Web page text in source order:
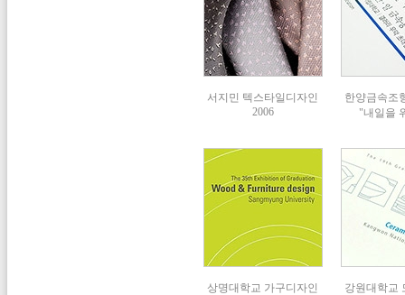
서지민 텍스타일디자인
2006
한양금속조
"내일을
상명대학교 가구디자인
강원대학교